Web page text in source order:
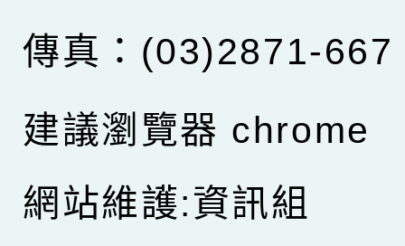
傳真：(03)2871-667
建議瀏覽器 chrome
網站維護:資訊組